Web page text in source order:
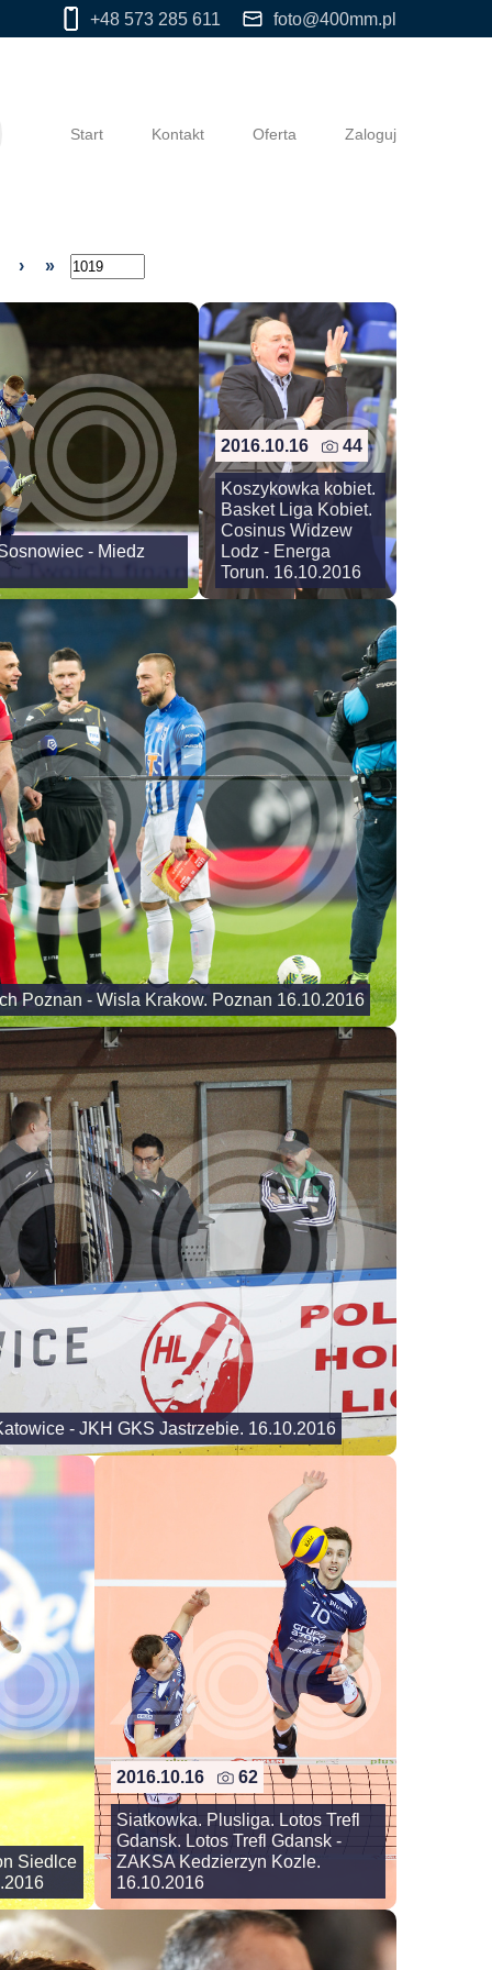
+48 573 285 611 foto@400mm.pl
Start Kontakt Oferta Zaloguj
› »
- Miedz
2016.10.16 44
Koszykowka kobiet.
Basket Liga Kobiet.
Cosinus Widzew
Lodz - Energa
Torun. 16.10.2016
Poznan - Wisla Krakow. Poznan 16.10.2016
- JKH GKS Jastrzebie. 16.10.2016
Siedlce
2016.10.16 62
Siatkowka. Plusliga. Lotos Trefl
Gdansk. Lotos Trefl Gdansk -
ZAKSA Kedzierzyn Kozle.
16.10.2016